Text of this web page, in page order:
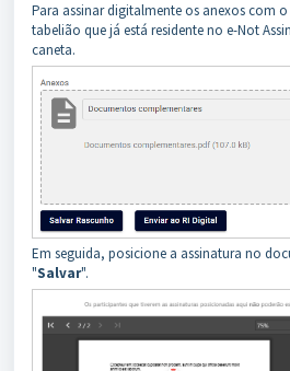
Para assinar digitalmente os anexos com
tabelião que já está residente no e-Not
caneta.
Em seguida, posicione a assinatura no
"Salvar".